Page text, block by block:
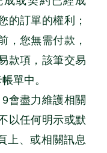
的訂單的權利；
，您無需付款，
款項，該筆交易
單中。
9會盡力維護相關
以任何明示或默
上、或相關訊息